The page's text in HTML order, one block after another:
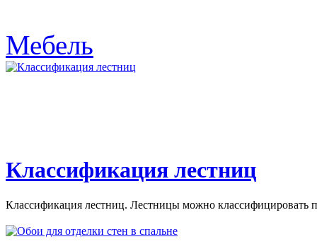
Мебель
Классификация лестниц
Классификация лестниц. Лестницы можно классифицировать